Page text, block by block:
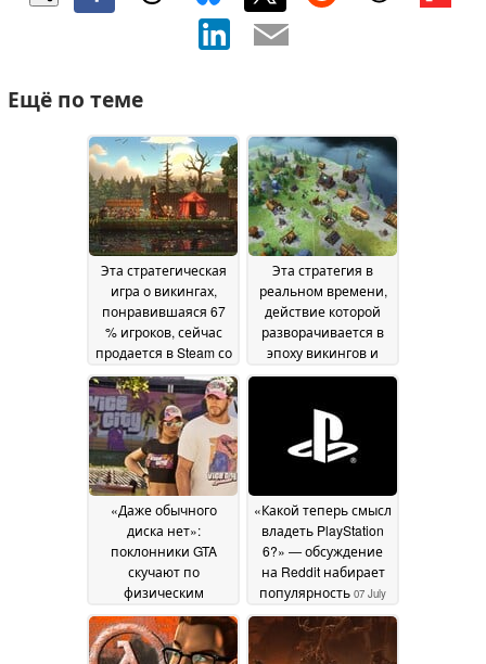
Ещё по теме
Эта стратегическая
игра о викингах,
понравившаяся 67
% игроков, сейчас
продается в Steam со
скидкой 75 %
12 July
2026
Эта стратегия в
реальном времени,
действие которой
разворачивается в
эпоху викингов и
которую полюбили
продается на Steam
со скидкой 72 %
July 2026
«Даже обычного
диска нет»:
поклонники GTA
скучают по
физическим
изданиям — и по
прежней компании
Rockstar08 July 2026
«Какой теперь смысл
владеть PlayStation
6?» — обсуждение
на Reddit набирает
популярность 07 July
2026